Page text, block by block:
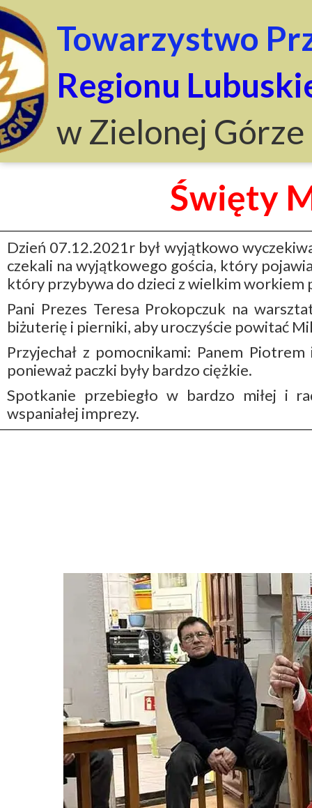
Towarzystwo
Regionu
w Zielonej Górze
Święty
Dzień 07.12.2021r był wyjątkowo
czekali na wyjątkowego gościa, który
który przybywa do dzieci z wielkim workiem
Pani Prezes Teresa Prokopczuk na
biżuterię i pierniki, aby uroczyście powitać
Przyjechał z pomocnikami: Panem
ponieważ paczki były bardzo ciężkie.
Spotkanie przebiegło w bardzo miłej i
wspaniałej imprezy.